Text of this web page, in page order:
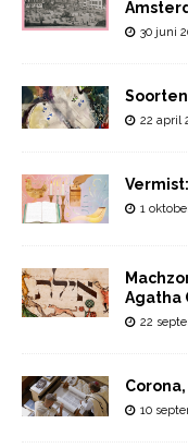
30 juni
22 april
1
Agatha
22
10